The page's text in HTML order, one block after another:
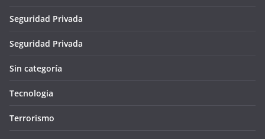
Seguridad Privada
Seguridad Privada
Sin categoría
Tecnologia
Terrorismo